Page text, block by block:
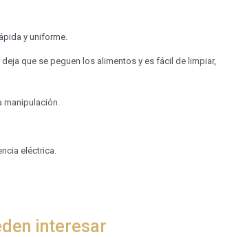
y uniforme.
que se peguen los alimentos y es fácil de limpiar,
manipulación.
eléctrica.
interesar